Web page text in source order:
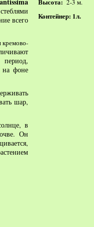
всего
на фоне
шар,
в
Он
2-3 м.
Контейнер: 1л.